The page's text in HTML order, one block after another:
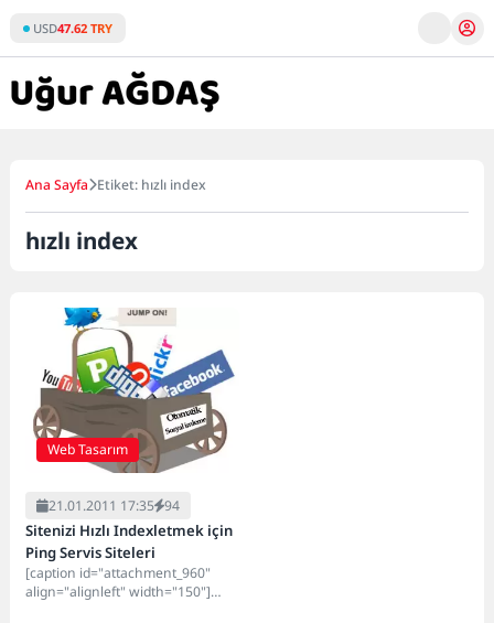
content
USD47.62 TRY
Ana Sayfa Etiket: hızlı index
hızlı index
Web Tasarım
21.01.2011 17:35 94
Sitenizi Hızlı Indexletmek için
Ping Servis Siteleri
[caption id="attachment_960"
align="alignleft" width="150"]